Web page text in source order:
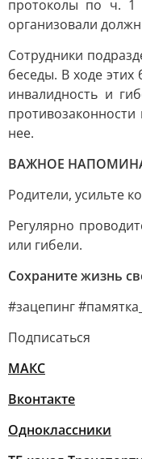
протоколы по ч. 1
организовали
Сотрудники
беседы. В ходе
инвалидность и
нее.
ВАЖНОЕ
Родители, усильте
Регулярно
или гибели.
Сохраните жизнь
#зацепинг
Подписаться
МАКС
Вконтакте
Одноклассники